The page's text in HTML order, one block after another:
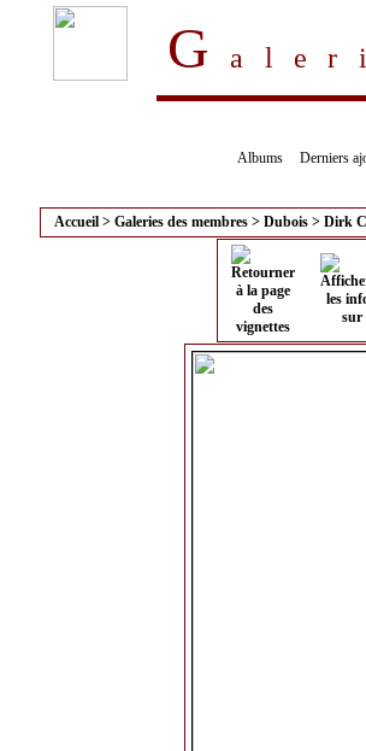
G
Albums
Derniers
Accueil > Galeries des membres > Dubois > Dirk